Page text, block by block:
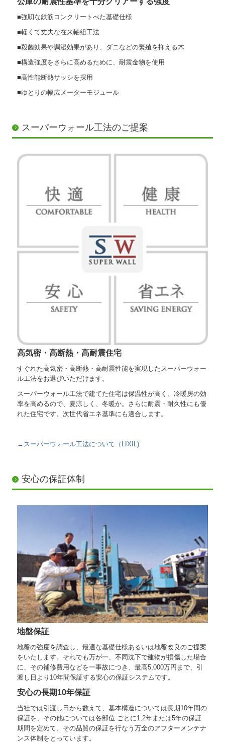
■強靭な鉄筋コンクリートべた基礎仕様
■軽くて丈夫な在来軸組工法
■殺菌効果や調湿効果があり、ダニなどの繁殖を抑える木
■構造強度をさらに高めるために、耐震金物を使用
■高性能断熱サッシを採用
■ゆとりの幅広メーターモジュール
スーパーウォール工法のご提案
高気密・高断熱・高耐震住宅
すぐれた高気密・高断熱・高耐震性能を実現したスーパーウォー
ル工法をお選びいただけます。
スーパーウォール工法で建てた住宅は保温性が高く、冷暖房の効
率を高めるので、夏涼しく、冬暖か。さらに耐震・耐久性にも優
れた住宅です。次世代省エネ基準にも適合します。
→スーパーウォール工法について（LIXIL)
安心の保証体制
地盤保証
地盤の強度を調査し、最適な基礎仕様あるいは地盤改良のご提案
をいたします。それでも万が一、不同沈下で建物が損傷した場合
に、その補修費用などを一事故につき、最高5,000万円まで、引
渡し日より10年間保証する安心の保証システムです。
安心の長期10年保証
当社では引渡し日から数えて、基本構造については長期10年間の
保証を、その他については各部位 ごとに1,2年または5年の保証
期間を定めて、その品質の保証を行なう万全のアフターメンテナ
ンス体制をとっています。